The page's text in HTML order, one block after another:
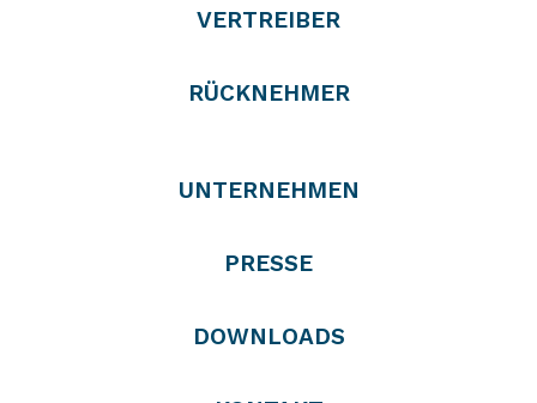
VERTREIBER
RÜCKNEHMER
UNTERNEHMEN
PRESSE
DOWNLOADS